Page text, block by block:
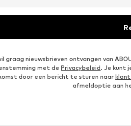
graag nieuwsbrieven ontvangen van
met de Privacybeleid. Je kunt
door een bericht te sturen naar
afmeldoptie aan